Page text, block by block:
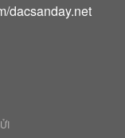
dacsanday.net